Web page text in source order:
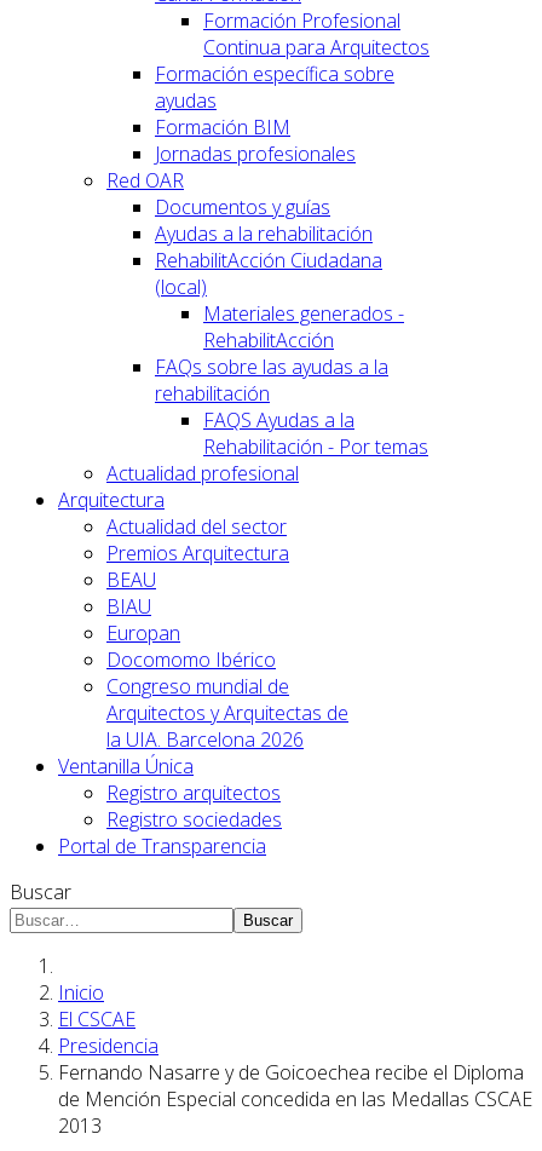
Formación Profesional
Continua para Arquitectos
Formación específica sobre
ayudas
Formación BIM
Jornadas profesionales
Red OAR
Documentos y guías
Ayudas a la rehabilitación
RehabilitAcción Ciudadana
(local)
Materiales generados -
RehabilitAcción
FAQs sobre las ayudas a la
rehabilitación
FAQS Ayudas a la
Rehabilitación - Por temas
Actualidad profesional
Arquitectura
Actualidad del sector
Premios Arquitectura
BEAU
BIAU
Europan
Docomomo Ibérico
Congreso mundial de
Arquitectos y Arquitectas de
la UIA. Barcelona 2026
Ventanilla Única
Registro arquitectos
Registro sociedades
Portal de Transparencia
Buscar
Buscar
Inicio
El CSCAE
Presidencia
Fernando Nasarre y de Goicoechea recibe el Diploma
de Mención Especial concedida en las Medallas CSCAE
2013